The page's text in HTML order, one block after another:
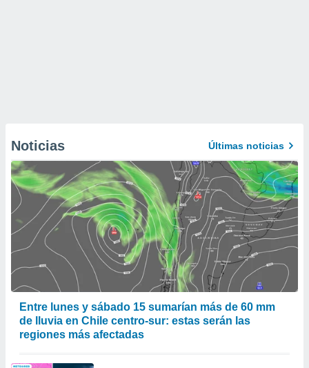
Noticias Últimas noticias
Entre lunes y sábado 15 sumarían más de 60 mm
de lluvia en Chile centro-sur: estas serán las
regiones más afectadas